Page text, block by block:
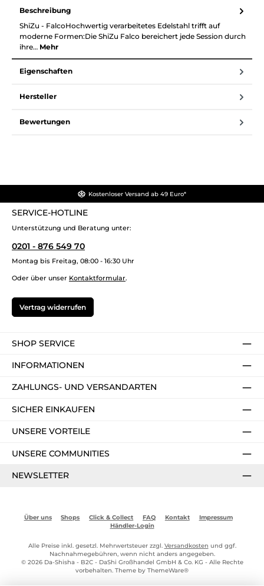
Beschreibung
ShiZu - FalcoHochwertig verarbeitetes Edelstahl trifft auf
moderne Formen:Die ShiZu Falco bereichert jede Session durch
ihre… Mehr
Eigenschaften
Hersteller
Bewertungen
Kostenloser Versand ab 49 Euro*
SERVICE-HOTLINE
Unterstützung und Beratung unter:
0201 - 876 549 70
Montag bis Freitag, 08:00 - 16:30 Uhr
Oder über unser Kontaktformular.
Vertrag widerrufen
SHOP SERVICE
INFORMATIONEN
ZAHLUNGS- UND VERSANDARTEN
SICHER EINKAUFEN
UNSERE VORTEILE
UNSERE COMMUNITIES
NEWSLETTER
Über uns Shops Click & Collect FAQ Kontakt
Impressum
Händler-Login
Alle Preise inkl. gesetzl. Mehrwertsteuer zzgl. Versandkosten und ggf.
Nachnahmegebühren, wenn nicht anders angegeben.
© 2026 Da-Shisha - B2C - DaShi Großhandel GmbH & Co. KG - Alle Rechte
vorbehalten. Theme by ThemeWare®